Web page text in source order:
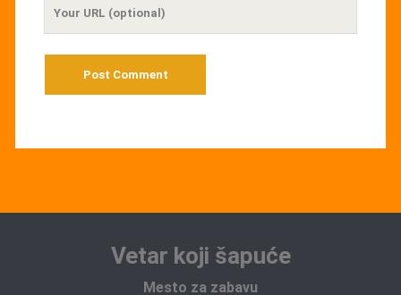
Vetar koji šapuće
Mesto za zabavu